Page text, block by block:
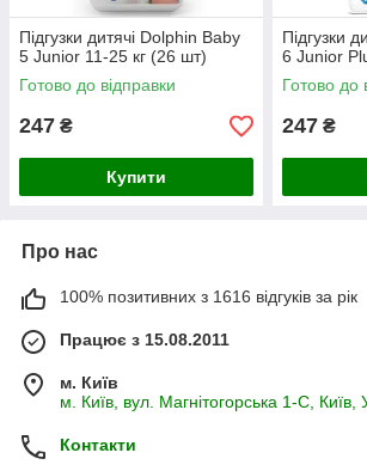
Підгузки дитячі Dolphin Baby
5 Junior 11-25 кг (26 шт)
Готово до відправки
247 ₴
Купити
Підгузки
6 Junior
Готово до
247 ₴
Про нас
100% позитивних з 1616 відгуків за рік
Працює з 15.08.2011
м. Київ
м. Київ, вул. Магнітогорська 1-С, Київ,
Контакти